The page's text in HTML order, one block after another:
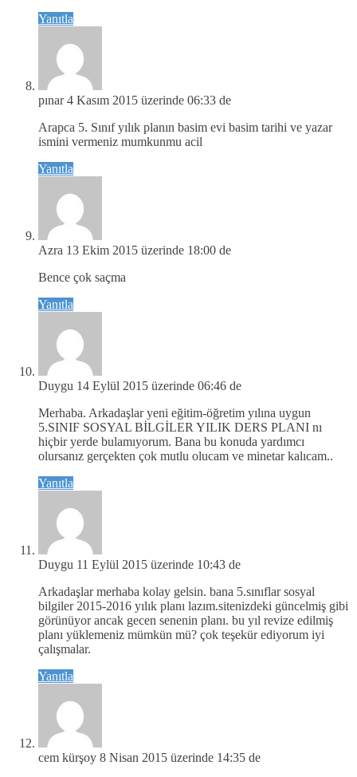
Yanıtla
pınar 4 Kasım 2015 üzerinde 06:33 de
Arapca 5. Sınıf yılık planın basim evi basim tarihi ve yazar
ismini vermeniz mumkunmu acil
Yanıtla
Azra 13 Ekim 2015 üzerinde 18:00 de
Bence çok saçma
Yanıtla
Duygu 14 Eylül 2015 üzerinde 06:46 de
Merhaba. Arkadaşlar yeni eğitim-öğretim yılına uygun
5.SINIF SOSYAL BİLGİLER YILIK DERS PLANI nı
hiçbir yerde bulamıyorum. Bana bu konuda yardımcı
olursanız gerçekten çok mutlu olucam ve minetar kalıcam..
Yanıtla
Duygu 11 Eylül 2015 üzerinde 10:43 de
Arkadaşlar merhaba kolay gelsin. bana 5.sınıflar sosyal
bilgiler 2015-2016 yılık planı lazım.sitenizdeki güncelmiş gibi
görünüyor ancak gecen senenin planı. bu yıl revize edilmiş
planı yüklemeniz mümkün mü? çok teşekür ediyorum iyi
çalışmalar.
Yanıtla
cem kürşoy 8 Nisan 2015 üzerinde 14:35 de